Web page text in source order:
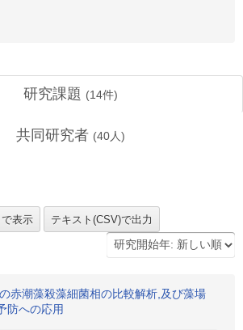
研究課題 (14件)
共同研究者 (40人)
赤潮藻殺藻細菌相の比較解析,及び藻場
防への応用